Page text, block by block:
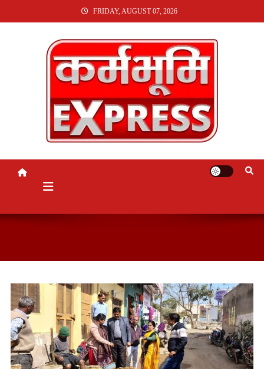
TO
FRIDAY, AUGUST 07, 2026
KARMABHUMI EXPRESS